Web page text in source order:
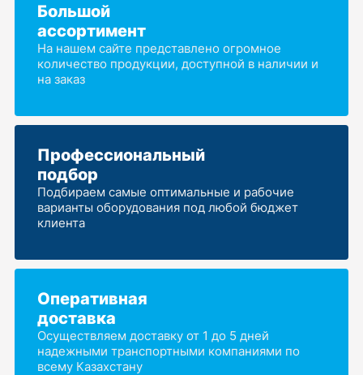
Большой
ассортимент
На нашем сайте представлено огромное
количество продукции, доступной в наличии и
на заказ
Профессиональный
подбор
Подбираем самые оптимальные и рабочие
варианты оборудования под любой бюджет
клиента
Оперативная
доставка
Осуществляем доставку от 1 до 5 дней
надежными транспортными компаниями по
всему Казахстану